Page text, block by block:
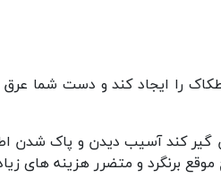
را ایجاد کند و دست شما
کند آسیب دیدن و پاک شدن
برنگرد و متضرر هزینه های